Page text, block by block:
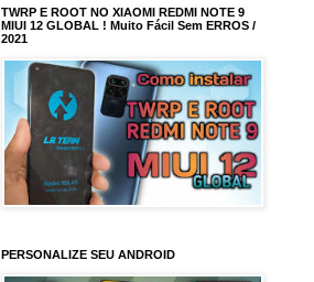
TWRP E ROOT NO XIAOMI REDMI NOTE 9
MIUI 12 GLOBAL ! Muito Fácil Sem ERROS /
2021
PERSONALIZE SEU ANDROID